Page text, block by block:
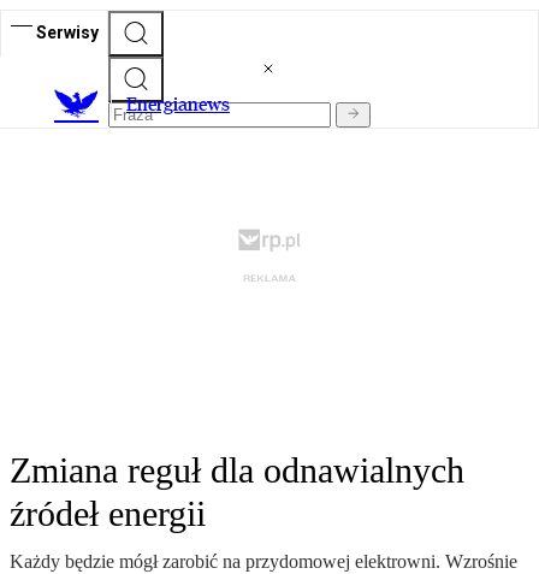
Serwisy
Energianews
Zmiana reguł dla odnawialnych
źródeł energii
Każdy będzie mógł zarobić na przydomowej elektrowni. Wzrośnie